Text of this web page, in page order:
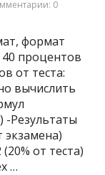
0
формат
40 процентов
от теста:
вычислить
-Результаты
экзамена)
от теста)
…